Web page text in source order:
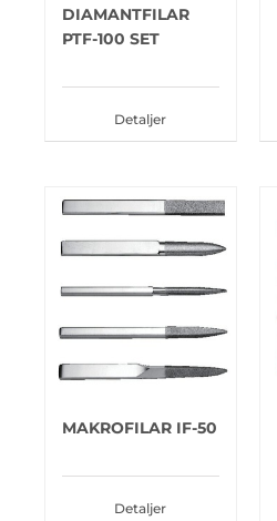
DIAMANTFILAR
PTF-100 SET
Detaljer
MAKROFILAR IF-50
Detaljer